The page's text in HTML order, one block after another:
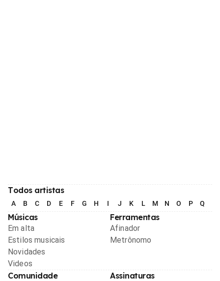
Todos artistas
A B C D E F G H I J K L M N O P Q
Músicas
Em alta
Estilos musicais
Novidades
Videos
Ferramentas
Afinador
Metrônomo
Comunidade Assinaturas